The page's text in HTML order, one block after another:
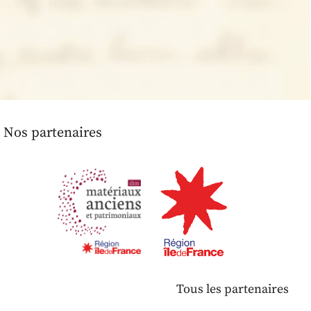
Nos partenaires
Tous les partenaires